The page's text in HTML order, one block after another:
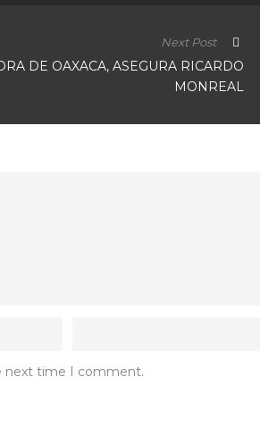
Next Post
DE OAXACA, ASEGURA RICARDO
MONREAL
next time I comment.